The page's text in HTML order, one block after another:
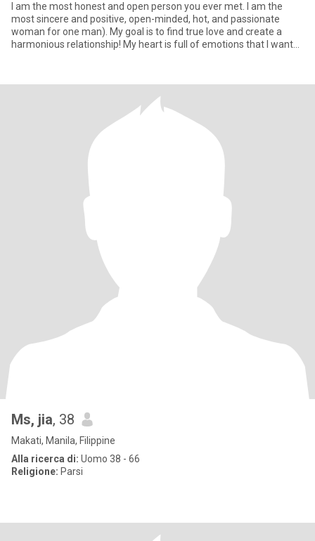
I am the most honest and open person you ever met. I am the
most sincere and positive, open-minded, hot, and passionate
woman for one man). My goal is to find true love and create a
harmonious relationship! My heart is full of emotions that I want
Ms, jia, 38
Makati, Manila, Filippine
Alla ricerca di: Uomo 38 - 66
Religione: Parsi